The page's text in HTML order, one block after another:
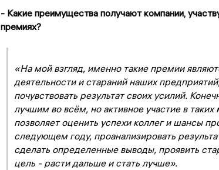
- Какие преимущества получают компании,
премиях?
«На мой взгляд, именно такие премии
деятельности и стараний наших
почувствовать результат своих усилий.
лучшим во всём, но активное участие в таких
позволяет оценить успехи коллег и шансы
следующем году, проанализировать
сделать определенные выводы, проявить
цель - расти дальше и стать лучше».